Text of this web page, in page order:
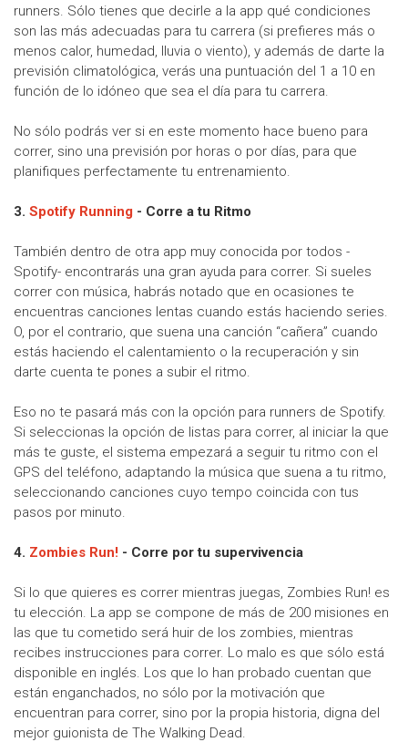
runners. Sólo tienes que decirle a la app qué condiciones
son las más adecuadas para tu carrera (si prefieres más o
menos calor, humedad, lluvia o viento), y además de darte la
previsión climatológica, verás una puntuación del 1 a 10 en
función de lo idóneo que sea el día para tu carrera.
No sólo podrás ver si en este momento hace bueno para
correr, sino una previsión por horas o por días, para que
planifiques perfectamente tu entrenamiento.
3. Spotify Running - Corre a tu Ritmo
También dentro de otra app muy conocida por todos -
Spotify- encontrarás una gran ayuda para correr. Si sueles
correr con música, habrás notado que en ocasiones te
encuentras canciones lentas cuando estás haciendo series.
O, por el contrario, que suena una canción “cañera” cuando
estás haciendo el calentamiento o la recuperación y sin
darte cuenta te pones a subir el ritmo.
Eso no te pasará más con la opción para runners de Spotify.
Si seleccionas la opción de listas para correr, al iniciar la que
más te guste, el sistema empezará a seguir tu ritmo con el
GPS del teléfono, adaptando la música que suena a tu ritmo,
seleccionando canciones cuyo tempo coincida con tus
pasos por minuto.
4. Zombies Run! - Corre por tu supervivencia
Si lo que quieres es correr mientras juegas, Zombies Run! es
tu elección. La app se compone de más de 200 misiones en
las que tu cometido será huir de los zombies, mientras
recibes instrucciones para correr. Lo malo es que sólo está
disponible en inglés. Los que lo han probado cuentan que
están enganchados, no sólo por la motivación que
encuentran para correr, sino por la propia historia, digna del
mejor guionista de The Walking Dead.